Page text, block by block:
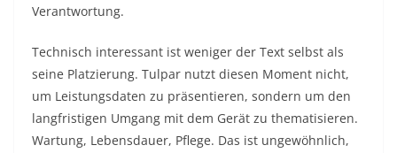
Verantwortung.
Technisch interessant ist weniger der Text selbst als
seine Platzierung. Tulpar nutzt diesen Moment nicht,
um Leistungsdaten zu präsentieren, sondern um den
langfristigen Umgang mit dem Gerät zu thematisieren.
Wartung, Lebensdauer, Pflege. Das ist ungewöhnlich,